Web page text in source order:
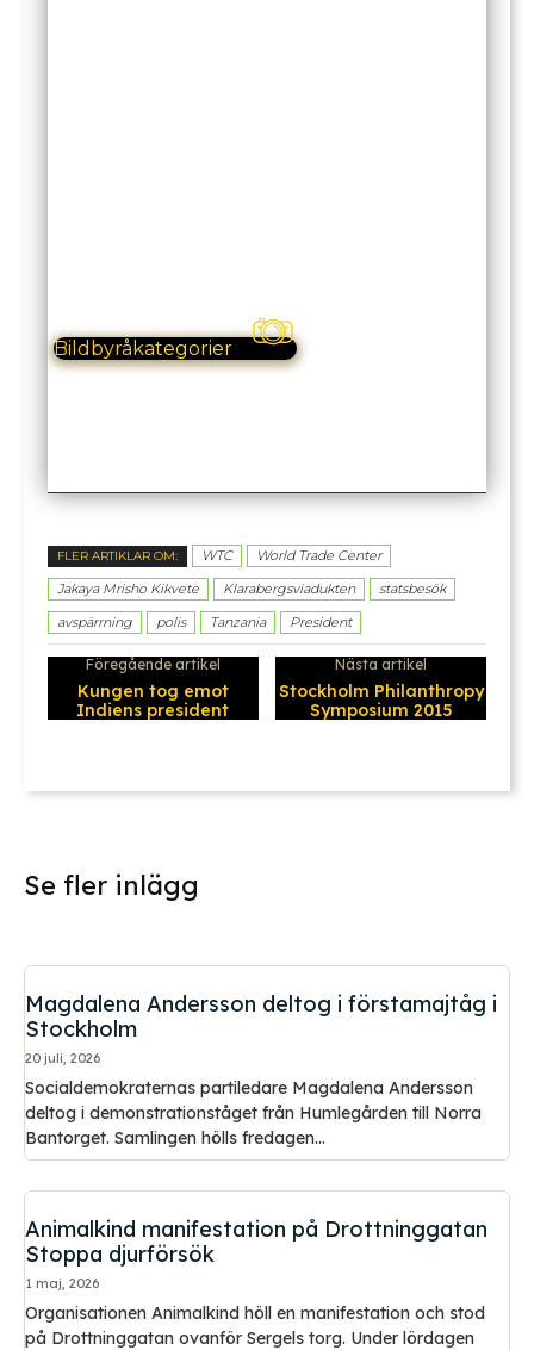
Bildbyråkategorier
FLER ARTIKLAR OM: WTC
World Trade Center
Jakaya Mrisho Kikvete
Klarabergsviadukten
statsbesök
avspärrning
polis Tanzania President
Föregående artikel
Kungen tog emot
Indiens president
Nästa artikel
Stockholm Philanthropy
Symposium 2015
Se fler inlägg
Magdalena Andersson deltog i förstamajtåg i
Stockholm
20 juli, 2026
Socialdemokraternas partiledare Magdalena Andersson
deltog i demonstrationståget från Humlegården till Norra
Bantorget. Samlingen hölls fredagen...
Animalkind manifestation på Drottninggatan
Stoppa djurförsök
1 maj, 2026
Organisationen Animalkind höll en manifestation och stod
på Drottninggatan ovanför Sergels torg. Under lördagen